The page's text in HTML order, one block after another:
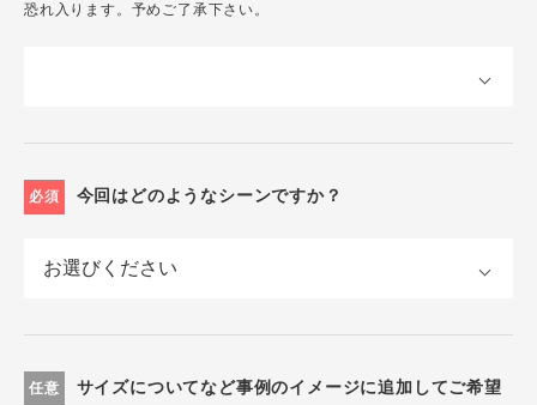
恐れ入ります。予めご了承下さい。
必須 今回はどのようなシーンですか？
任意
サイズについてなど事例のイメージに追加してご希望